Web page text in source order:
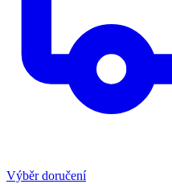
Výběr doručení